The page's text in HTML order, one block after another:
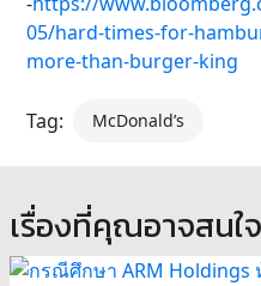
05/hard-times-for-
more-than-burger-king
Tag: McDonald’s
เรื่องที่คุณอาจสนใจ